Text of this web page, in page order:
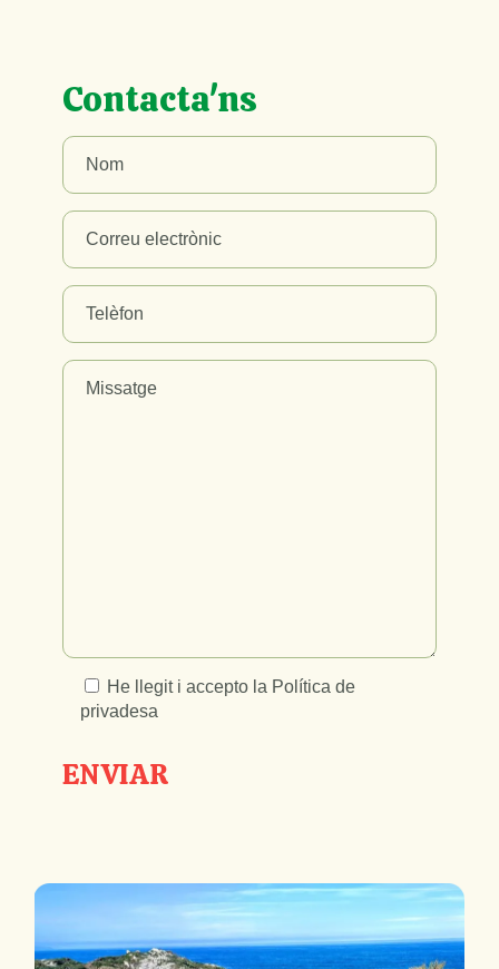
Contacta'ns
He llegit i accepto la Política de
privadesa
ENVIAR